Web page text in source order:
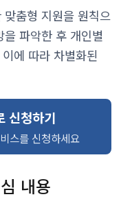
춤형 지원을 원칙으
파악한 후 개인별
에 따라 차별화된
신청하기
스를 신청하세요
내용